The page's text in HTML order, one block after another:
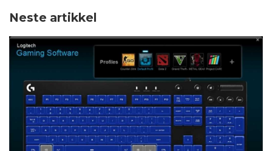
Neste artikkel